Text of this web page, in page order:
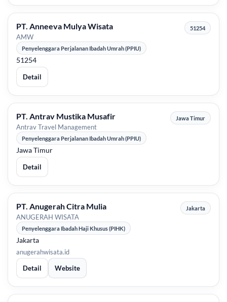
PT. Anneeva Mulya Wisata
AMW
51254
Penyelenggara Perjalanan Ibadah Umrah (PPIU)
51254
Detail
PT. Antrav Mustika Musafir
Antrav Travel Management
Jawa Timur
Penyelenggara Perjalanan Ibadah Umrah (PPIU)
Jawa Timur
Detail
PT. Anugerah Citra Mulia
ANUGERAH WISATA
Jakarta
Penyelenggara Ibadah Haji Khusus (PIHK)
Jakarta
anugerahwisata.id
Detail
Website